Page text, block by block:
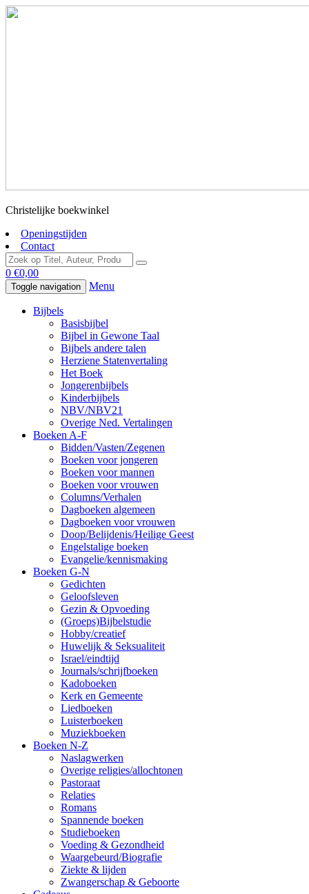
Christelijke boekwinkel
Openingstijden
Contact
0 €0,00
Toggle navigation Menu
Bijbels
Basisbijbel
Bijbel in Gewone Taal
Bijbels andere talen
Herziene Statenvertaling
Het Boek
Jongerenbijbels
Kinderbijbels
NBV/NBV21
Overige Ned. Vertalingen
Boeken A-F
Bidden/Vasten/Zegenen
Boeken voor jongeren
Boeken voor mannen
Boeken voor vrouwen
Columns/Verhalen
Dagboeken algemeen
Dagboeken voor vrouwen
Doop/Belijdenis/Heilige Geest
Engelstalige boeken
Evangelie/kennismaking
Boeken G-N
Gedichten
Geloofsleven
Gezin & Opvoeding
(Groeps)Bijbelstudie
Hobby/creatief
Huwelijk & Seksualiteit
Israel/eindtijd
Journals/schrijfboeken
Kadoboeken
Kerk en Gemeente
Liedboeken
Luisterboeken
Muziekboeken
Boeken N-Z
Naslagwerken
Overige religies/allochtonen
Pastoraat
Relaties
Romans
Spannende boeken
Studieboeken
Voeding & Gezondheid
Waargebeurd/Biografie
Ziekte & lijden
Zwangerschap & Geboorte